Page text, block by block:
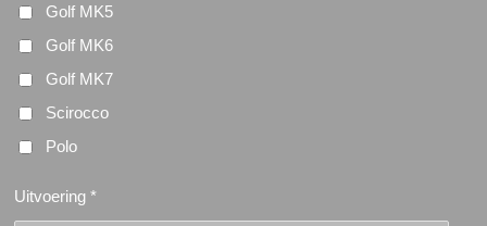
Golf MK5
Golf MK6
Golf MK7
Scirocco
Polo
Uitvoering *